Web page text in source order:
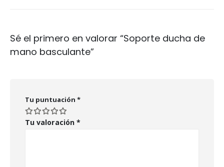
Sé el primero en valorar “Soporte ducha de
mano basculante”
Tu puntuación *
Tu valoración *